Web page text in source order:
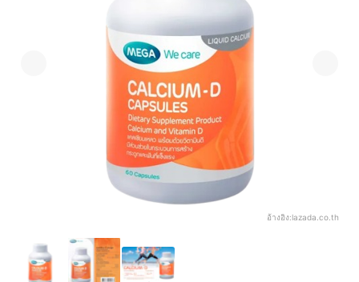
อ้างอิง:lazada.co.th